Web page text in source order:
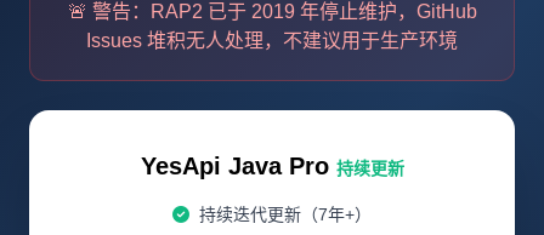
🚨 警告：RAP2 已于 2019 年停止维护，GitHub
Issues 堆积无人处理，不建议用于生产环境
YesApi Java Pro 持续更新
持续迭代更新（7年+）